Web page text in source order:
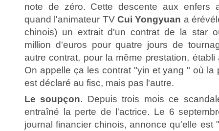
note de zéro. Cette descente aux enfers
quand l'animateur TV Cui Yongyuan a
chinois) un extrait d'un contrat de la star
million d'euros pour quatre jours de
autre contrat, pour la même prestation,
On appelle ça les contrat "yin et yang " où la
est déclaré au fisc, mais pas l'autre.
Le soupçon. Depuis trois mois ce
entraîné la perte de l'actrice. Le 6
journal financier chinois, annonce qu'elle est